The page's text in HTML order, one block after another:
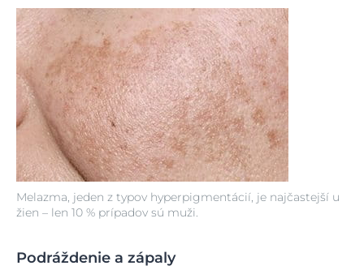
Melazma, jeden z typov hyperpigmentácií, je najčastejší u
žien – len 10 % prípadov sú muži.
Podráždenie a zápaly